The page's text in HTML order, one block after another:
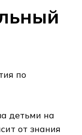
по
детьми на
от знания